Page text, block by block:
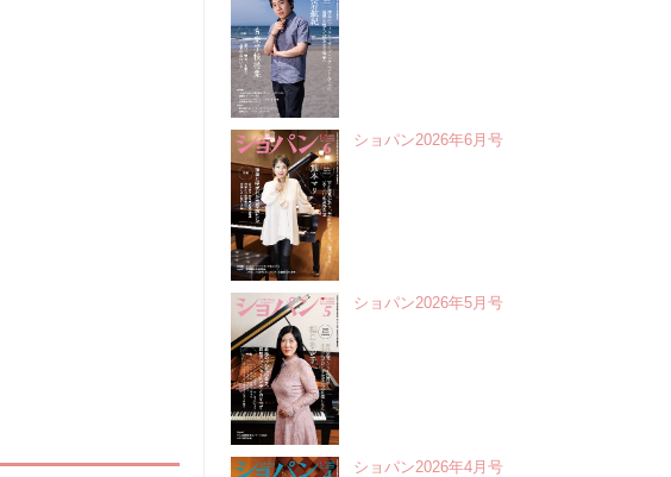
ショパン2026年6月号
ショパン2026年5月号
ショパン2026年4月号